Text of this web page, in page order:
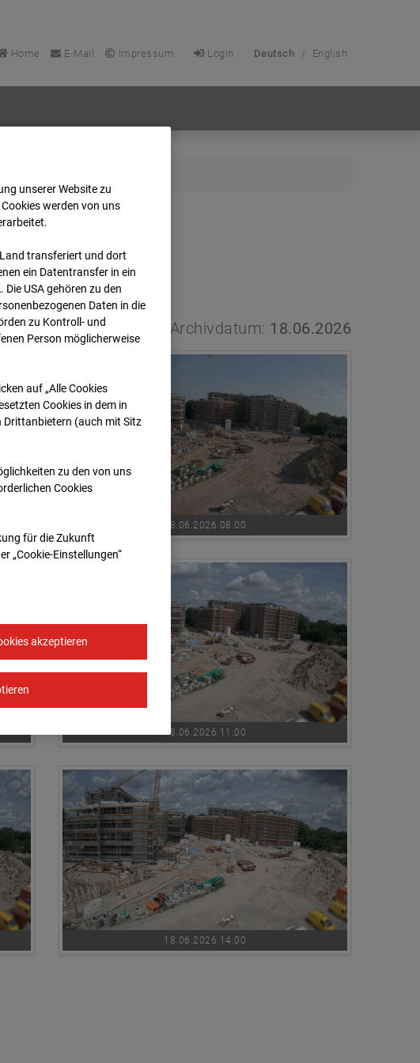
Home E-Mail Impressum Login Deutsch / English
Archivdatum: 18.06.2026
18.06.2026 08:00
18.06.2026 11:00
18.06.2026 14:00
unserer Website zu
werden von uns
transferiert und dort
ein Datentransfer in ein
USA gehören zu den
Daten in die
zu Kontroll- und
Person möglicherweise
auf „Alle Cookies
Cookies in dem in
Drittanbietern (auch mit Sitz
zu den von uns
Cookies
für die Zukunft
„Cookie-Einstellungen“
akzeptieren